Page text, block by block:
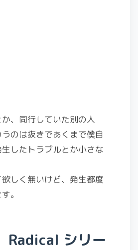
、同行していた別の人
のは抜きであくまで僕自
したトラブルとか小さな
しく無いけど、発生都度
。
シリー